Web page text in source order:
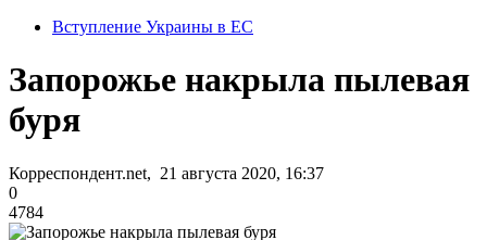
Вступление Украины в ЕС
Запорожье накрыла пылевая
буря
Корреспондент.net, 21 августа 2020, 16:37
0
4784